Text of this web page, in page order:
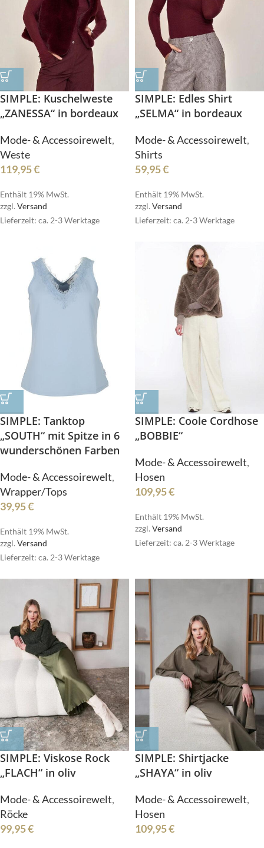
SIMPLE: Kuschelweste
„ZANESSA“ in bordeaux
Mode- & Accessoirewelt,
Weste
119,95€
Enthält 19% MwSt.
zzgl. Versand
Lieferzeit: ca. 2-3 Werktage
SIMPLE: Edles Shirt
„SELMA“ in bordeaux
Mode- & Accessoirewelt,
Shirts
59,95€
Enthält 19% MwSt.
zzgl. Versand
Lieferzeit: ca. 2-3 Werktage
SIMPLE: Tanktop
„SOUTH“ mit Spitze in 6
wunderschönen Farben
Mode- & Accessoirewelt,
Wrapper/Tops
39,95€
Enthält 19% MwSt.
zzgl. Versand
Lieferzeit: ca. 2-3 Werktage
SIMPLE: Coole Cordhose
„BOBBIE“
Mode- & Accessoirewelt,
Hosen
109,95€
Enthält 19% MwSt.
zzgl. Versand
Lieferzeit: ca. 2-3 Werktage
SIMPLE: Viskose Rock
„FLACH“ in oliv
Mode- & Accessoirewelt,
Röcke
99,95€
SIMPLE: Shirtjacke
„SHAYA“ in oliv
Mode- & Accessoirewelt,
Hosen
109,95€